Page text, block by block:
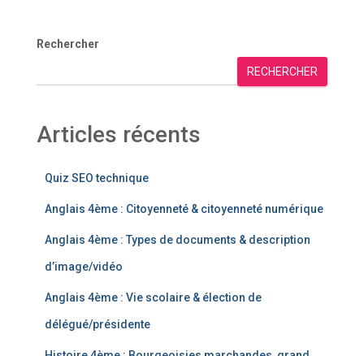
Rechercher
RECHERCHER
Articles récents
Quiz SEO technique
Anglais 4ème : Citoyenneté & citoyenneté numérique
Anglais 4ème : Types de documents & description
d’image/vidéo
Anglais 4ème : Vie scolaire & élection de
délégué/présidente